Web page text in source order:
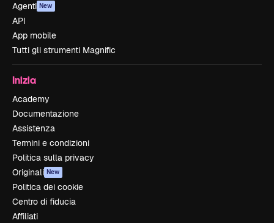
Agenti New
API
App mobile
Tutti gli strumenti Magnific
Inizia
Academy
Documentazione
Assistenza
Termini e condizioni
Politica sulla privacy
Originali New
Politica dei cookie
Centro di fiducia
Affiliati